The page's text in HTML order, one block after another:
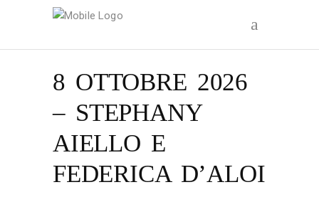
8 OTTOBRE 2026
– STEPHANY
AIELLO E
FEDERICA D’ALOI